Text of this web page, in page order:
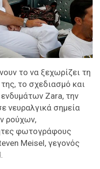
το να ξεχωρίζει τη
το σχεδιασμό και
Zara, την
νευραλγικά σημεία
ρούχων,
φωτογράφους
Meisel, γεγονός